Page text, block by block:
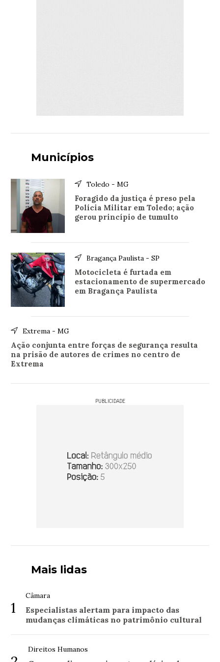
Municípios
Toledo - MG
Foragido da justiça é preso pela
Polícia Militar em Toledo; ação
gerou princípio de tumulto
Bragança Paulista - SP
Motocicleta é furtada em
estacionamento de supermercado
em Bragança Paulista
Extrema - MG
Ação conjunta entre forças de segurança resulta
na prisão de autores de crimes no centro de
Extrema
PUBLICIDADE
Mais lidas
1
Câmara
Especialistas alertam para impacto das
mudanças climáticas no patrimônio cultural
Direitos Humanos